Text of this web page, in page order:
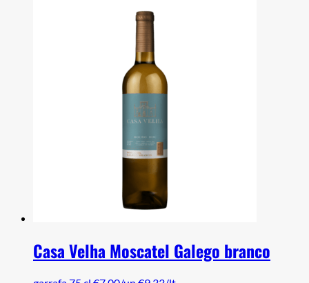
Casa Velha Moscatel Galego branco